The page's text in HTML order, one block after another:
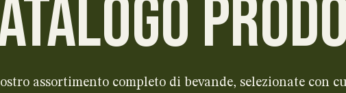
assortimento completo di bevande, selezionate con